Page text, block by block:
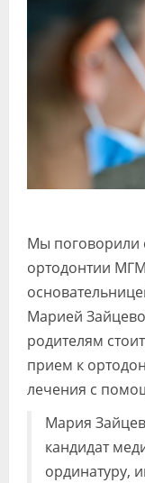
Мы поговорили
ортодонтии
Марией
родителям
прием к
лечения с
Мария
кандидат
ординатуру,